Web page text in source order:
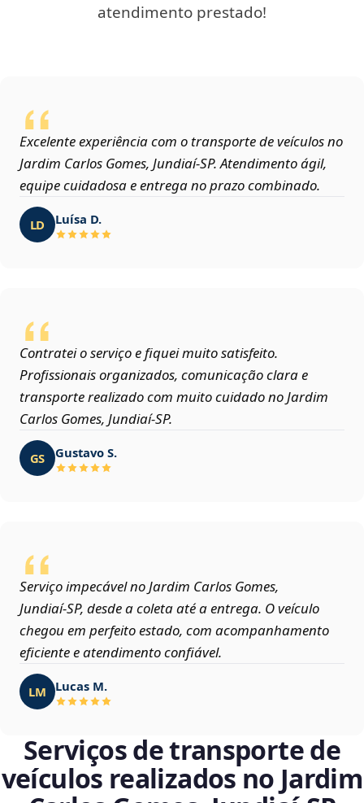
atendimento prestado!
Excelente experiência com o transporte de veículos no
Jardim Carlos Gomes, Jundiaí‑SP. Atendimento ágil,
equipe cuidadosa e entrega no prazo combinado.
LD Luísa D.
Contratei o serviço e fiquei muito satisfeito.
Profissionais organizados, comunicação clara e
transporte realizado com muito cuidado no Jardim
Carlos Gomes, Jundiaí‑SP.
GS Gustavo S.
Serviço impecável no Jardim Carlos Gomes,
Jundiaí‑SP, desde a coleta até a entrega. O veículo
chegou em perfeito estado, com acompanhamento
eficiente e atendimento confiável.
LM Lucas M.
Serviços de transporte de
veículos realizados no Jardim